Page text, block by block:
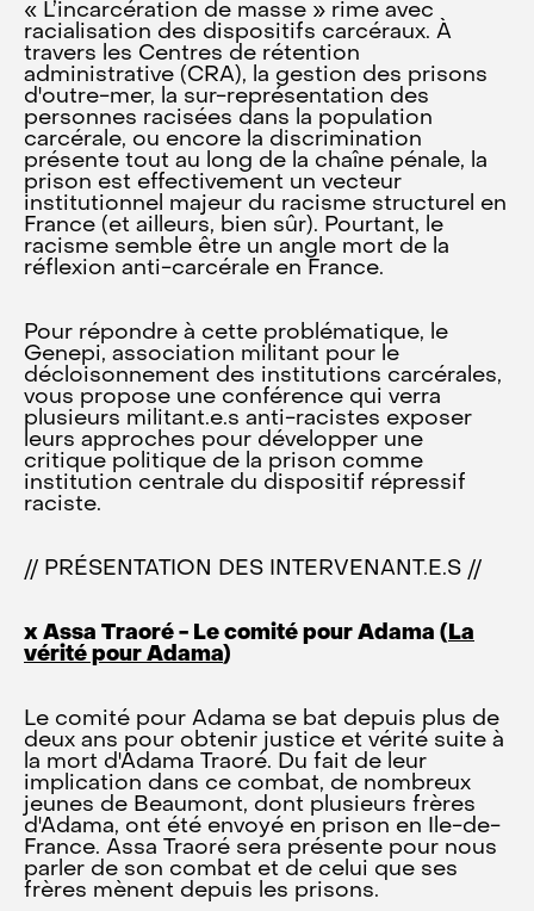
« L’incarcération de masse » rime avec
racialisation des dispositifs carcéraux. À
travers les Centres de rétention
administrative (CRA), la gestion des prisons
d'outre-mer, la sur-représentation des
personnes racisées dans la population
carcérale, ou encore la discrimination
présente tout au long de la chaîne pénale, la
prison est effectivement un vecteur
institutionnel majeur du racisme structurel en
France (et ailleurs, bien sûr). Pourtant, le
racisme semble être un angle mort de la
réflexion anti-carcérale en France.
Pour répondre à cette problématique, le
Genepi, association militant pour le
décloisonnement des institutions carcérales,
vous propose une conférence qui verra
plusieurs militant.e.s anti-racistes exposer
leurs approches pour développer une
critique politique de la prison comme
institution centrale du dispositif répressif
raciste.
// PRÉSENTATION DES INTERVENANT.E.S //
x Assa Traoré - Le comité pour Adama ( La
vérité pour Adama)
Le comité pour Adama se bat depuis plus de
deux ans pour obtenir justice et vérité suite à
la mort d'Adama Traoré. Du fait de leur
implication dans ce combat, de nombreux
jeunes de Beaumont, dont plusieurs frères
d'Adama, ont été envoyé en prison en Ile-de-
France. Assa Traoré sera présente pour nous
parler de son combat et de celui que ses
frères mènent depuis les prisons.